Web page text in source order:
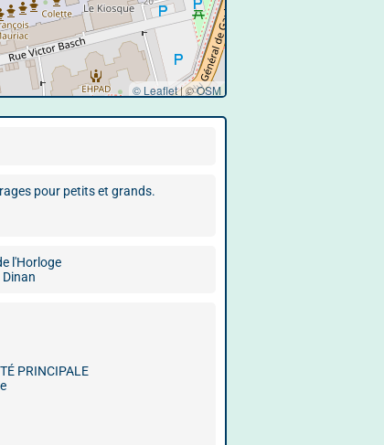
© Leaflet|©OSM
pour petits et grands.
l'Horloge
PRINCIPALE